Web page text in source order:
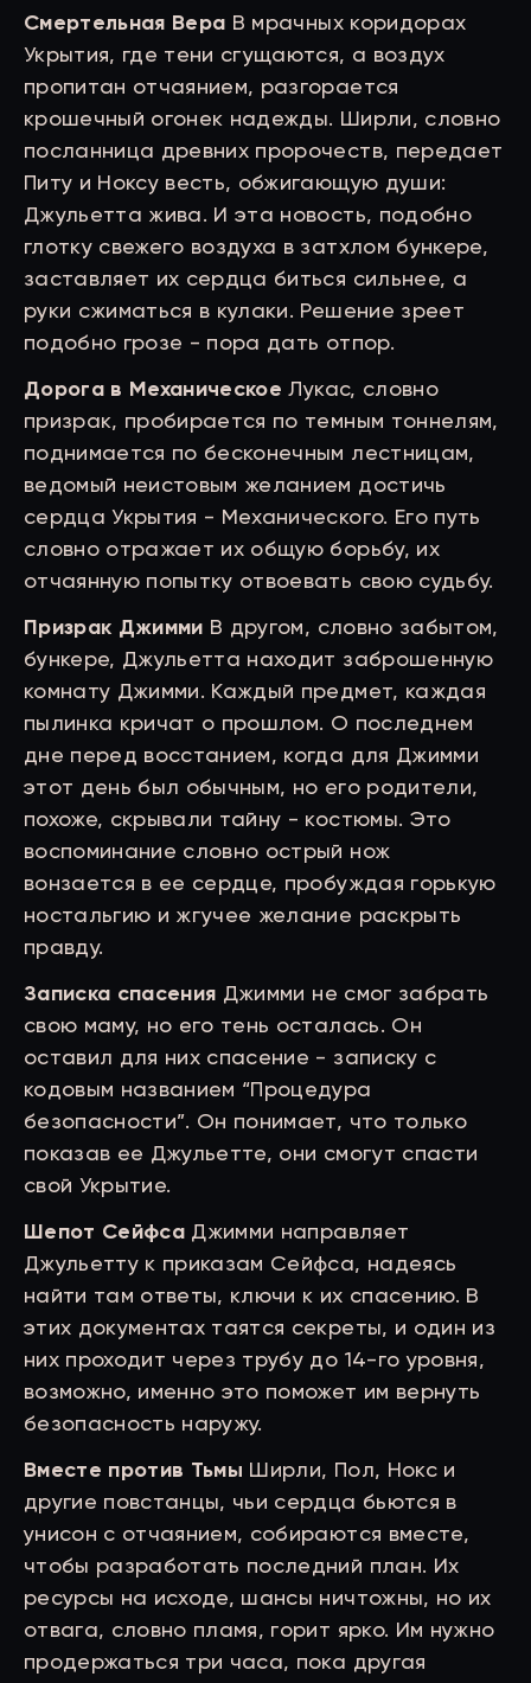
Смертельная Вера В мрачных коридорах
Укрытия, где тени сгущаются, а воздух
пропитан отчаянием, разгорается
крошечный огонек надежды. Ширли, словно
посланница древних пророчеств, передает
Питу и Ноксу весть, обжигающую души:
Джульетта жива. И эта новость, подобно
глотку свежего воздуха в затхлом бункере,
заставляет их сердца биться сильнее, а
руки сжиматься в кулаки. Решение зреет
подобно грозе - пора дать отпор.
Дорога в Механическое Лукас, словно
призрак, пробирается по темным тоннелям,
поднимается по бесконечным лестницам,
ведомый неистовым желанием достичь
сердца Укрытия - Механического. Его путь
словно отражает их общую борьбу, их
отчаянную попытку отвоевать свою судьбу.
Призрак Джимми В другом, словно забытом,
бункере, Джульетта находит заброшенную
комнату Джимми. Каждый предмет, каждая
пылинка кричат о прошлом. О последнем
дне перед восстанием, когда для Джимми
этот день был обычным, но его родители,
похоже, скрывали тайну - костюмы. Это
воспоминание словно острый нож
вонзается в ее сердце, пробуждая горькую
ностальгию и жгучее желание раскрыть
правду.
Записка спасения Джимми не смог забрать
свою маму, но его тень осталась. Он
оставил для них спасение - записку с
кодовым названием “Процедура
безопасности”. Он понимает, что только
показав ее Джульетте, они смогут спасти
свой Укрытие.
Шепот Сейфса Джимми направляет
Джульетту к приказам Сейфса, надеясь
найти там ответы, ключи к их спасению. В
этих документах таятся секреты, и один из
них проходит через трубу до 14-го уровня,
возможно, именно это поможет им вернуть
безопасность наружу.
Вместе против Тьмы Ширли, Пол, Нокс и
другие повстанцы, чьи сердца бьются в
унисон с отчаянием, собираются вместе,
чтобы разработать последний план. Их
ресурсы на исходе, шансы ничтожны, но их
отвага, словно пламя, горит ярко. Им нужно
продержаться три часа, пока другая